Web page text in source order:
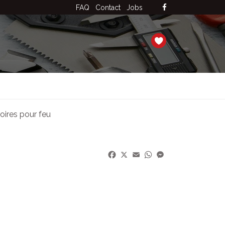
FAQ Contact Jobs
pour feu
Facebook
X EmailWhatsApp